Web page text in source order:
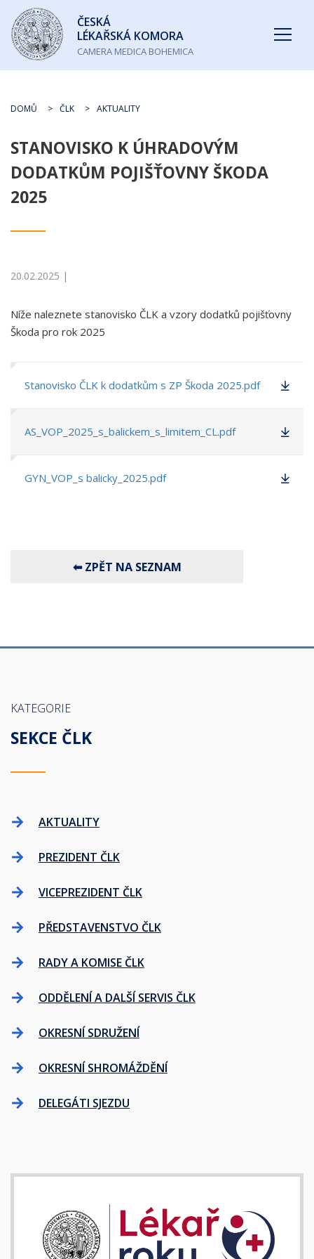
Česká
lékařská
komora
ČESKÁ
LÉKAŘSKÁ KOMORA
CAMERA MEDICA BOHEMICA
DOMŮ ČLK AKTUALITY
STANOVISKO K ÚHRADOVÝM
DODATKŮM POJIŠŤOVNY ŠKODA
2025
20.02.2025 |
Níže naleznete stanovisko ČLK a vzory dodatků pojišťovny
Škoda pro rok 2025
Stanovisko ČLK k dodatkům s ZP Škoda 2025.pdf
AS_VOP_2025_s_balickem_s_limitem_CL.pdf
GYN_VOP_s balicky_2025.pdf
KATEGORIE
SEKCE ČLK
AKTUALITY
PREZIDENT ČLK
VICEPREZIDENT ČLK
PŘEDSTAVENSTVO ČLK
RADY A KOMISE ČLK
ODDĚLENÍ A DALŠÍ SERVIS ČLK
OKRESNÍ SDRUŽENÍ
OKRESNÍ SHROMÁŽDĚNÍ
DELEGÁTI SJEZDU